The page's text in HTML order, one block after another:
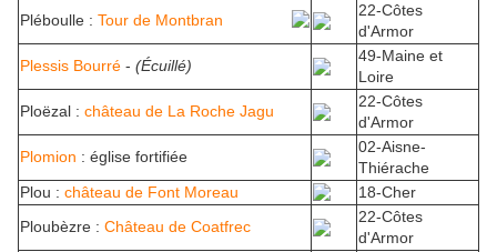
Pléboulle : Tour de Montbran
22-Côtes
d'Armor
Plessis Bourré - (Écuillé)
49-Maine et
Loire
Ploëzal : château de La Roche Jagu
22-Côtes
d'Armor
Plomion : église fortifiée
02-Aisne-
Thiérache
Plou : château de Font Moreau
18-Cher
Ploubèzre : Château de Coatfrec
22-Côtes
d'Armor